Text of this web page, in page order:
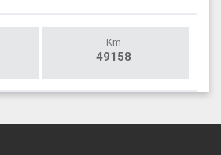
Km
49158